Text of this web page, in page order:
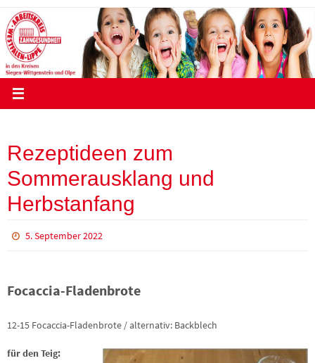
Zum
Inhalt
springen
Rezeptideen zum
Sommerausklang und
Herbstanfang
5. September 2022
Focaccia-Fladenbrote
12-15 Focaccia-Fladenbrote / alternativ: Backblech
für den Teig: